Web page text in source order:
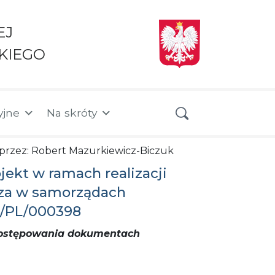
Na skróty
przez: Robert Mazurkiewicz-Biczuk
w ramach realizacji
w samorządach
PL/000398
dokumentach